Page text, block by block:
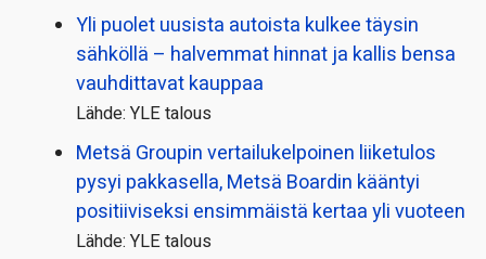
Yli puolet uusista autoista kulkee täysin
sähköllä – halvemmat hinnat ja kallis bensa
vauhdittavat kauppaa
Lähde: YLE talous
Metsä Groupin vertailu­kelpoinen liiketulos
pysyi pakkasella, Metsä Boardin kääntyi
positiiviseksi ensimmäistä kertaa yli vuoteen
Lähde: YLE talous